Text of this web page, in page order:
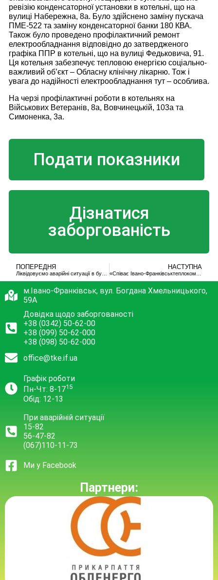
ревізію конденсаторної установки в котельні, що на
вулиці Набережна, 8а. Було здійснено заміну пускача
ПМЕ-522 та заміну конденсаторної банки 180 КВА.
Також було проведено профілактичний ремонт
електрообладнання відповідно до затвердженого
графіка ППР в котельні, що на вулиці Федьковича, 91.
Ця котельня забезпечує тепловою енергією соціально-
важливий об’єкт – Обласну клінічну лікарню. Тож і
увага до надійності електрообладнання тут – особлива.
На черзі профілактичні роботи в котельнях на
Військових Ветеранів, 8а, Вовчинецькій, 103а та
Симоненка, 3а.
Подати показники
Дізнатися
заборгованість
ПОПЕРЕДНЯ НАСТУПНА
м.Івано-Франківськ, вул. Богдана Хмельницького,
59А
Довідка щодо заборгованості
+38 (0342) 50-62-00
+38 (099) 50-62-000
+38 (098) 50-62-000
office@tke.if.ua
Графік роботи
Пн-Чт: 8-1715
Обід: 12-13
При аварійній ситуації
15-82
56-47-82
(067)110-11-73
Ми у Facebook
Партнери: